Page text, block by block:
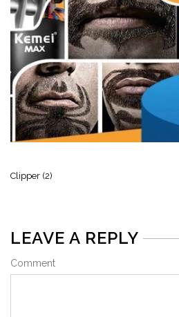
Clipper (2)
LEAVE A REPLY
Comment